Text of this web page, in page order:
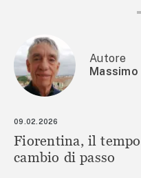
Autore
09.02.2026
Fiorentina, il
cambio di passo